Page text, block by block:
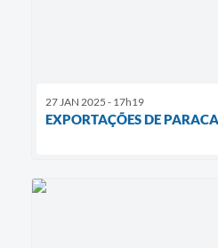
27 JAN 2025 - 17h19
EXPORTAÇÕES DE